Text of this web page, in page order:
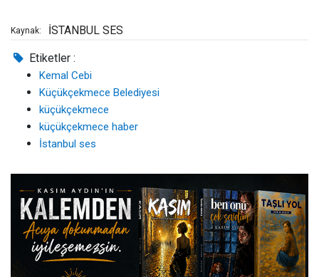
Kaynak: İSTANBUL SES
Etiketler :
Kemal Cebi
Küçükçekmece Belediyesi
küçükçekmece
küçükçekmece haber
İstanbul ses